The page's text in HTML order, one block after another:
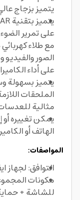
يتميز بزجاج
مع طلاء
على أداء
يتميز بسهولة
الملحقات
مثالية
يمكن تغييره أو
الهاتف أو
المواصفات:
التوافق: لجهاز ايفون
مكونات
للشاشة +